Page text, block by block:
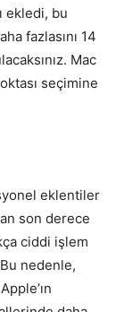
ekledi, bu
fazlasını 14
Mac
seçimine
eklentiler
son derece
ciddi işlem
nedenle,